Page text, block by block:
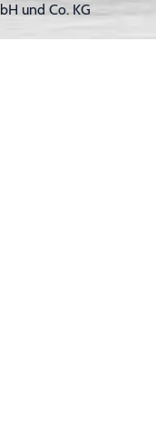
und Co. KG